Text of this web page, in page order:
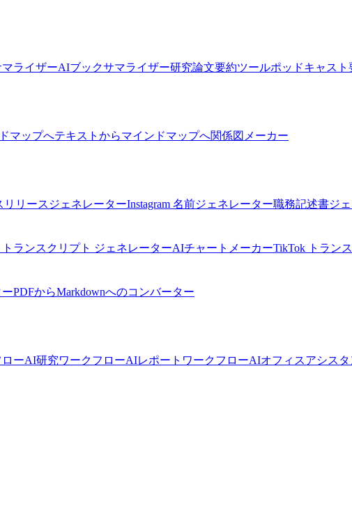
ライザーAIブックサマライザー研究論文要約ツールポッドキャスト
マップへテキストからマインドマップへ関係図メーカー
リリースジェネレーターInstagram 名前ジェネレーター職務記述書ジ
トランスクリプト ジェネレーターAIチャートメーカーTikTok トラン
PDFからMarkdownへのコンバーター
ローAI研究ワークフローAIレポートワークフローAIオフィスアシス